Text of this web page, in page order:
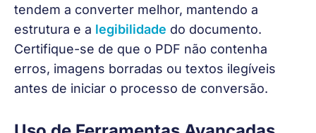
tendem a converter melhor, mantendo a
estrutura e a legibilidade do documento.
Certifique-se de que o PDF não contenha
erros, imagens borradas ou textos ilegíveis
antes de iniciar o processo de conversão.